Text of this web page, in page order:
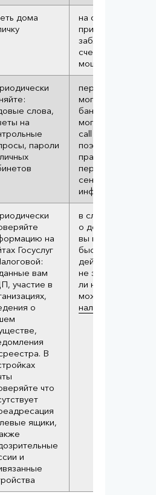
дома
на случай если
придется
заблокировать
счета, защищая
мошенников
слова,
на
пароли
персональные
могут утекать
банков,
могут
call центры
поэтому хорошей
практикой будет
периодическая
сенситивной
информации,
на
Госуслуг
вам
участие в
о
В
что
ящики,
и
в случае
о действиях,
вы не
быстро
действия.
не
ли на вас юр.лицо
можно
налоговой